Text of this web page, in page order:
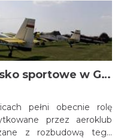
Aeroklub rybnicki i lotnisko sportowe w Gotartowicach
pełni obecnie rolę
przez aeroklub
z rozbudową tego